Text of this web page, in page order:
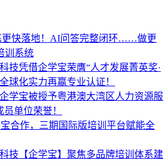
更快落地！AI问答完整闭环……做更
训系统
技凭借企学宝荣膺“人才发展菁英奖·
球化实力再赢专业认证！
学宝被授予粤港澳大湾区人力资源服
单位荣誉！
合作，三期国际版培训平台赋能全
技【企学宝】聚焦多品牌培训体系建